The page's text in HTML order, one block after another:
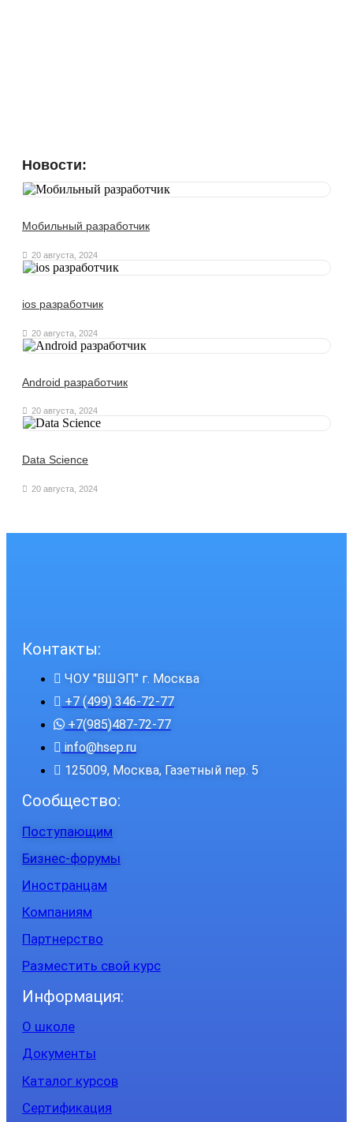
Новости:
Мобильный разработчик
20 августа, 2024
ios разработчик
20 августа, 2024
Android разработчик
20 августа, 2024
Data Science
20 августа, 2024
Контакты:
ЧОУ "ВШЭП" г. Москва
+7 (499) 346-72-77
+7(985)487-72-77
info@hsep.ru
125009, Москва, Газетный пер. 5
Сообщество:
Поступающим
Бизнес-форумы
Иностранцам
Компаниям
Партнерство
Разместить свой курс
Информация:
О школе
Документы
Каталог курсов
Сертификация